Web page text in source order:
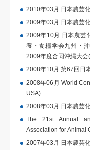
2010年03月 日本農芸
2009年03月 日本農芸
2009年10月 日本農芸
養・食糧学会九州・
2009年度合同沖縄大
2008年10月 第67回日
2008年06月 World
USA)
2008年03月 日本農芸
The 21st Annual
Association for Animal
2007年03月 日本農芸